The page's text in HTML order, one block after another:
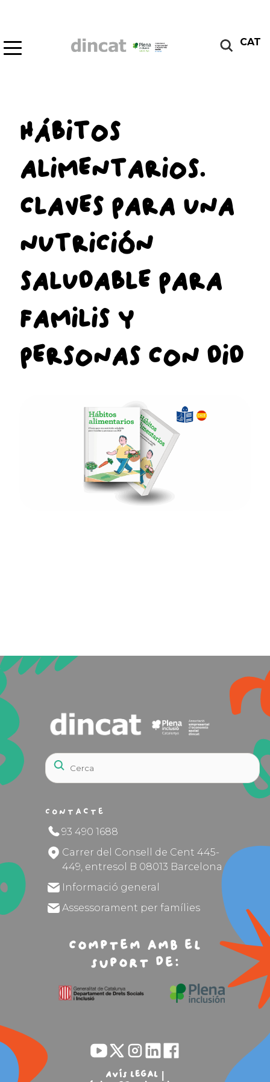
CAT
HÁBITOS
ALIMENTARIOS.
CLAVES PARA UNA
NUTRICIÓN
SALUDABLE PARA
FAMILIS Y
PERSONAS CON DID
Contacte
93 490 1688
Carrer del Consell de Cent 445-
449, entresol B 08013 Barcelona
Informació general
Assessorament per famílies
Comptem amb el
suport de:
Avís legal